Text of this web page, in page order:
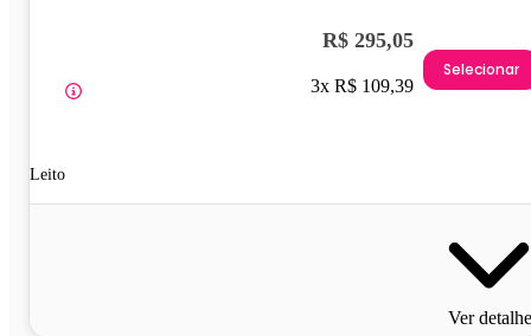
Leito
R$ 295,05
3x R$ 109,39
Selecionar
Ver